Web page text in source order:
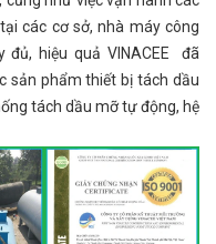
các cơ sở, nhà máy công
hiệu quả VINACEE đã
sản phẩm thiết bị tách dầu
tách dầu mỡ tự động, hệ